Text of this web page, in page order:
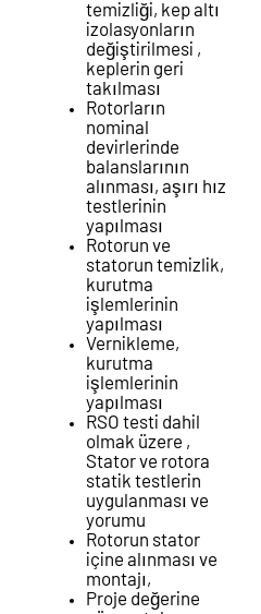
temizliği, kep altı
izolasyonların
değiştirilmesi ,
keplerin geri
takılması
Rotorların
nominal
devirlerinde
balanslarının
alınması, aşırı hız
testlerinin
yapılması
Rotorun ve
statorun temizlik,
kurutma
işlemlerinin
yapılması
Vernikleme,
kurutma
işlemlerinin
yapılması
RSO testi dahil
olmak üzere ,
Stator ve rotora
statik testlerin
uygulanması ve
yorumu
Rotorun stator
içine alınması ve
montajı,
Proje değerine